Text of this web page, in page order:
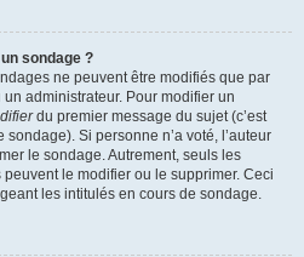
sondage ?
ne peuvent être modifiés que par
administrateur. Pour modifier un
du premier message du sujet (c’est
Si personne n’a voté, l’auteur
le sondage. Autrement, seuls les
le modifier ou le supprimer. Ceci
les intitulés en cours de sondage.